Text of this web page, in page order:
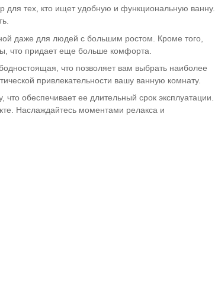
для тех, кто ищет удобную и функциональную ванну.
даже для людей с большим ростом. Кроме того,
что придает еще больше комфорта.
что позволяет вам выбрать наиболее
привлекательности вашу ванную комнату.
обеспечивает ее длительный срок эксплуатации.
Наслаждайтесь моментами релакса и